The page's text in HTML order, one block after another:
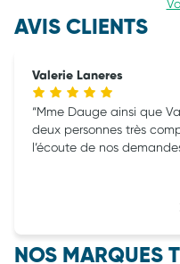
AVIS CLIENTS
Valerie Laneres
Mme Dauge ainsi que
deux personnes très
l’écoute de nos
NOS MARQUES